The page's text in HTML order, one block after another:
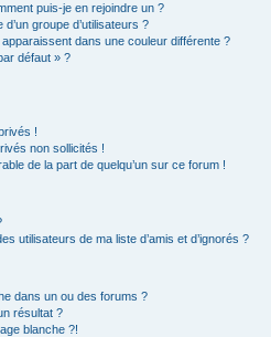
puis-je en rejoindre un ?
groupe d’utilisateurs ?
dans une couleur différente ?
défaut » ?
!
non sollicités !
de la part de quelqu’un sur ce forum !
utilisateurs de ma liste d’amis et d’ignorés ?
dans un ou des forums ?
résultat ?
blanche ?!